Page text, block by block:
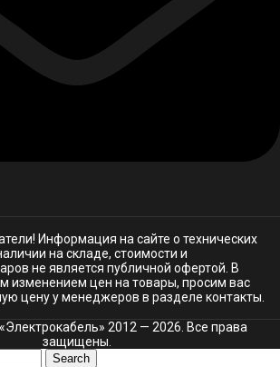
Информация на сайте о технических
на складе, стоимости и
не является публичной офертой. В
изменением цен на товары, просим вас
цену у менеджеров в разделе контакты.
2012 — 2026. Все права
защищены.
Search